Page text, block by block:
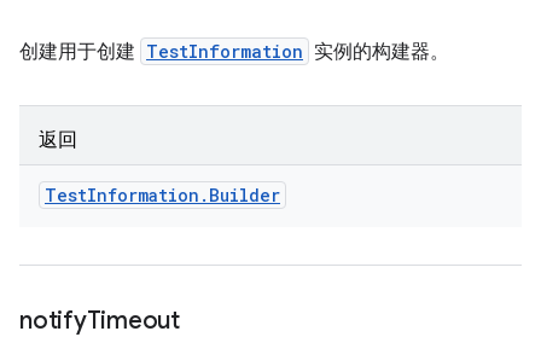
创建用于创建 TestInformation 实例的构建器。
返回
TestInformation . Builder
notifyTimeout